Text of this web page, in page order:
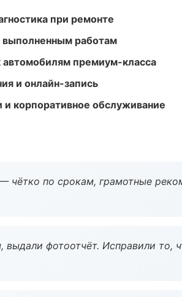
при ремонте
работам
премиум-класса
и онлайн-запись
корпоративное обслуживание
чётко по срокам, грамотные
выдали фотоотчёт. Исправили то,